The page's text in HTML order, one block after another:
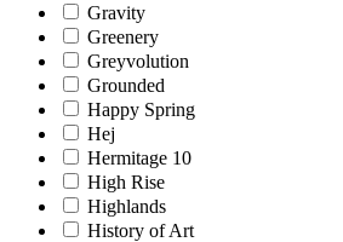
Gravity
Greenery
Greyvolution
Grounded
Happy Spring
Hej
Hermitage 10
High Rise
Highlands
History of Art